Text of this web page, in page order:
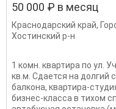
50 000 ₽ в месяц
Краснодарский край,
Хостинский р-н
1 комн. квартира по ул.
кв.м. Сдается на долгий
балкона, квартира-
бизнес-класса в тихом